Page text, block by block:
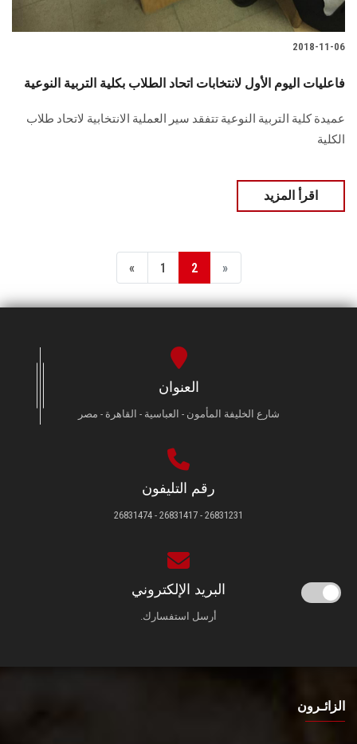
2018-11-06
فاعليات اليوم الأول لانتخابات اتحاد الطلاب بكلية التربية النوعية
عميدة كلية التربية النوعية تتفقد سير العملية الانتخابية لاتحاد طلاب
الكلية
اقرأ المزيد
« 1 2 »
العنوان
شارع الخليفة المأمون - العباسية - القاهرة - مصر
رقم التليفون
26831231 - 26831417 - 26831474
البريد الإلكتروني
أرسل استفسارك.
الزائـرون